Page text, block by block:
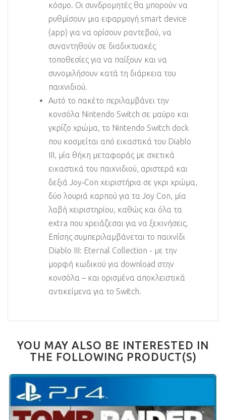
κόσμο. Οι συνδρομητές θα μπορούν να
ρυθμίσουν μια εφαρμογή smart device
(app) για να ορίσουν ραντεβού, να
συναντηθούν σε διαδικτυακές
τοποθεσίες για να παίξουν και να
συνομιλήσουν κατά τη διάρκεια του
παιχνιδιού.
Αυτό το πακέτο περιλαμβάνει την
κονσόλα Nintendo Switch σε μαύρο και
γκρίζο χρώμα, το Nintendo Switch dock
που κοσμείται από εικαστικά του Diablo
III, μία θήκη μεταφοράς με σχετικά
εικαστικά του παιχνιδιού, αριστερά και
δεξιά Joy‑Con χειριστήρια σε γκρι χρώμα,
δύο λουριά καρπού για τα Joy Con, μία
λαβή χειριστηρίου, καθώς και όλα τα
extra που χρειάζεσαι για να ξεκινήσεις.
Επίσης συμπεριλαμβάνεται το παιχνίδι
Diablo III: Eternal Collection - με την
μορφή κωδικού για download στην
κονσόλα – και ορισμένα αποκλειστικά
αντικείμενα για το Switch.
YOU MAY ALSO BE INTERESTED IN
THE FOLLOWING PRODUCT(S)